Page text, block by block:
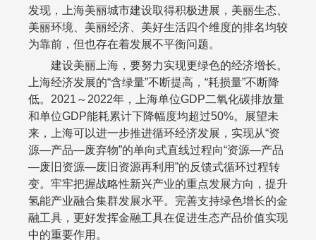
发现，上海美丽城市建设取得积极进展，美丽生态、
美丽环境、美丽经济、美好生活四个维度的排名均较
为靠前，但也存在着发展不平衡问题。
建设美丽上海，要努力实现更绿色的经济增长。
上海经济发展的“含绿量”不断提高，“耗损量”不断降
低。 2021 ～ 2022年，上海单位GDP二氧化碳排放量
和单位GDP能耗累计下降幅度均超过50%。展望未
来，上海可以进一步推进循环经济发展，实现从“资
源—产品—废弃物”的单向式直线过程向“资源—产品
—废旧资源—废旧资源再利用”的反馈式循环过程转
变。牢牢把握战略性新兴产业的重点发展方向，提升
氢能产业融合集群发展水平。完善支持绿色增长的金
融工具，更好发挥金融工具在促进生态产品价值实现
中的重要作用。